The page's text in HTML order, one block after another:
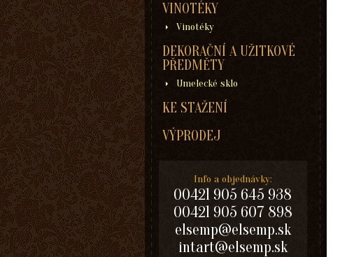
VINOTÉKY
Vinotéky
DEKORAČNÍ A UŽITKOVÉ
PŘEDMĚTY
Umelecké sklo
KE STAŽENÍ
VÝPRODEJ
Info a objednávky:
00421 905 645 938
00421 905 607 898
elsemp@elsemp.sk
intart@elsemp.sk